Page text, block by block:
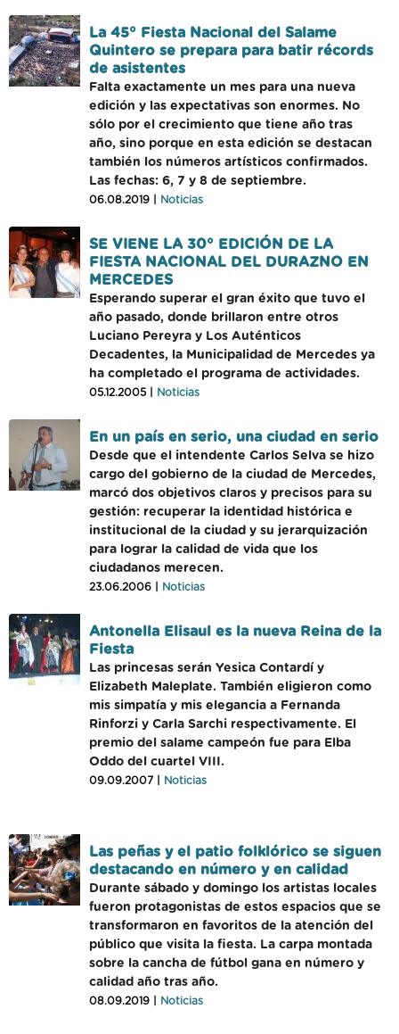
La 45° Fiesta Nacional del Salame
Quintero se prepara para batir récords
de asistentes
Falta exactamente un mes para una nueva
edición y las expectativas son enormes. No
sólo por el crecimiento que tiene año tras
año, sino porque en esta edición se destacan
también los números artísticos confirmados.
Las fechas: 6, 7 y 8 de septiembre.
06.08.2019 | Noticias
SE VIENE LA 30° EDICIÓN DE LA
FIESTA NACIONAL DEL DURAZNO EN
MERCEDES
Esperando superar el gran éxito que tuvo el
año pasado, donde brillaron entre otros
Luciano Pereyra y Los Auténticos
Decadentes, la Municipalidad de Mercedes ya
ha completado el programa de actividades.
05.12.2005 | Noticias
En un país en serio, una ciudad en serio
Desde que el intendente Carlos Selva se hizo
cargo del gobierno de la ciudad de Mercedes,
marcó dos objetivos claros y precisos para su
gestión: recuperar la identidad histórica e
institucional de la ciudad y su jerarquización
para lograr la calidad de vida que los
ciudadanos merecen.
23.06.2006 | Noticias
Antonella Elisaul es la nueva Reina de la
Fiesta
Las princesas serán Yesica Contardí y
Elizabeth Maleplate. También eligieron como
mis simpatía y mis elegancia a Fernanda
Rinforzi y Carla Sarchi respectivamente. El
premio del salame campeón fue para Elba
Oddo del cuartel VIII.
09.09.2007 | Noticias
Las peñas y el patio folklórico se siguen
destacando en número y en calidad
Durante sábado y domingo los artistas locales
fueron protagonistas de estos espacios que se
transformaron en favoritos de la atención del
público que visita la fiesta. La carpa montada
sobre la cancha de fútbol gana en número y
calidad año tras año.
08.09.2019 | Noticias